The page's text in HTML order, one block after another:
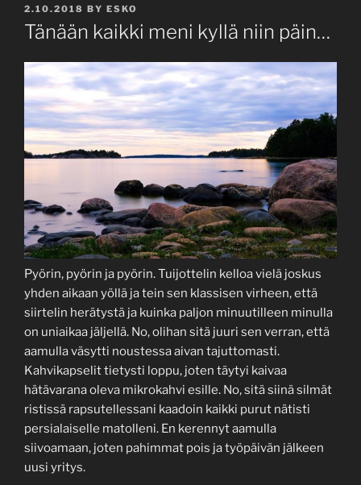
POSTED
ON
2.10.2018 BY ESKO
Tänään kaikki meni kyllä niin päin…
Pyörin, pyörin ja pyörin. Tuijottelin kelloa vielä joskus
yhden aikaan yöllä ja tein sen klassisen virheen, että
siirtelin herätystä ja kuinka paljon minuutilleen minulla
on uniaikaa jäljellä. No, olihan sitä juuri sen verran, että
aamulla väsytti noustessa aivan tajuttomasti.
Kahvikapselit tietysti loppu, joten täytyi kaivaa
hätävarana oleva mikrokahvi esille. No, sitä siinä silmät
ristissä rapsutellessani kaadoin kaikki purut nätisti
persialaiselle matolleni. En kerennyt aamulla
siivoamaan, joten pahimmat pois ja työpäivän jälkeen
uusi yritys.